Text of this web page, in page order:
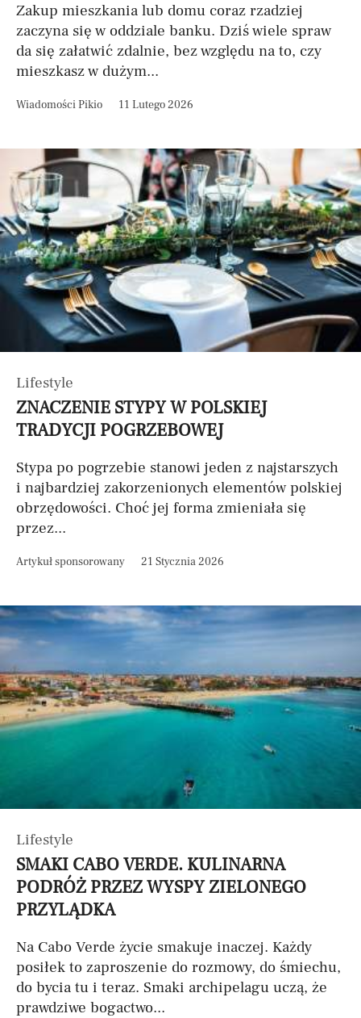
Zakup mieszkania lub domu coraz rzadziej
zaczyna się w oddziale banku. Dziś wiele spraw
da się załatwić zdalnie, bez względu na to, czy
mieszkasz w dużym...
Wiadomości Pikio 11 Lutego 2026
Lifestyle
ZNACZENIE STYPY W POLSKIEJ
TRADYCJI POGRZEBOWEJ
Stypa po pogrzebie stanowi jeden z najstarszych
i najbardziej zakorzenionych elementów polskiej
obrzędowości. Choć jej forma zmieniała się
przez...
Artykuł sponsorowany 21 Stycznia 2026
Lifestyle
SMAKI CABO VERDE. KULINARNA
PODRÓŻ PRZEZ WYSPY ZIELONEGO
PRZYLĄDKA
Na Cabo Verde życie smakuje inaczej. Każdy
posiłek to zaproszenie do rozmowy, do śmiechu,
do bycia tu i teraz. Smaki archipelagu uczą, że
prawdziwe bogactwo...